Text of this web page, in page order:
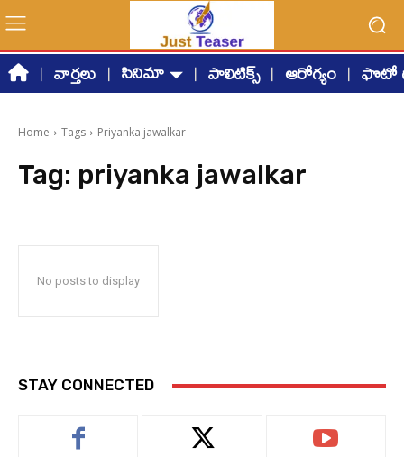
వార్తలు సినిమా పాలిటిక్స్ ఆరోగ్యం ఫొటో
Home Tags Priyanka jawalkar
Tag: priyanka jawalkar
No posts to display
STAY CONNECTED